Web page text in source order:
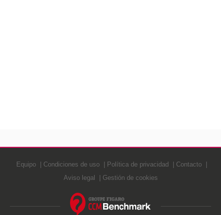
Equipo Condiciones de uso Política de privacidad
Contacto
Aviso legal
Gestión de cookies